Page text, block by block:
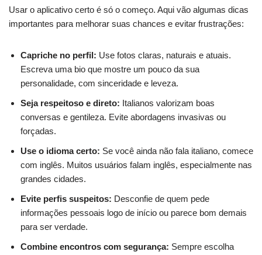
Usar o aplicativo certo é só o começo. Aqui vão algumas dicas
importantes para melhorar suas chances e evitar frustrações:
Capriche no perfil: Use fotos claras, naturais e atuais.
Escreva uma bio que mostre um pouco da sua
personalidade, com sinceridade e leveza.
Seja respeitoso e direto: Italianos valorizam boas
conversas e gentileza. Evite abordagens invasivas ou
forçadas.
Use o idioma certo: Se você ainda não fala italiano, comece
com inglês. Muitos usuários falam inglês, especialmente nas
grandes cidades.
Evite perfis suspeitos: Desconfie de quem pede
informações pessoais logo de início ou parece bom demais
para ser verdade.
Combine encontros com segurança: Sempre escolha